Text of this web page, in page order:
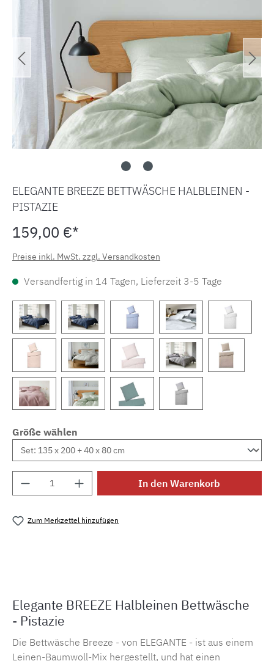
ELEGANTE BREEZE BETTWÄSCHE HALBLEINEN -
PISTAZIE
159,00 €*
Preise inkl. MwSt. zzgl. Versandkosten
Versandfertig in 14 Tagen, Lieferzeit 3-5 Tage
Größe wählen
Produkt Anzahl: Gib den gewünschten
In den Warenkorb
Zum Merkzettel hinzufügen
Elegante BREEZE Halbleinen Bettwäsche
- Pistazie
Die Bettwäsche Breeze - von ELEGANTE - ist aus einem
Leinen-Baumwoll-Mix hergestellt, und hat einen